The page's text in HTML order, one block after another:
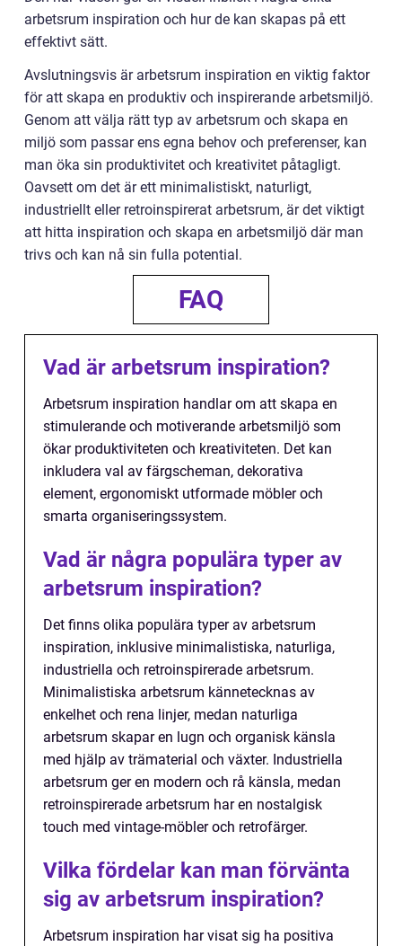
arbetsrum inspiration och hur de kan skapas på ett
effektivt sätt.
Avslutningsvis är arbetsrum inspiration en viktig faktor
för att skapa en produktiv och inspirerande arbetsmiljö.
Genom att välja rätt typ av arbetsrum och skapa en
miljö som passar ens egna behov och preferenser, kan
man öka sin produktivitet och kreativitet påtagligt.
Oavsett om det är ett minimalistiskt, naturligt,
industriellt eller retroinspirerat arbetsrum, är det viktigt
att hitta inspiration och skapa en arbetsmiljö där man
trivs och kan nå sin fulla potential.
FAQ
Vad är arbetsrum inspiration?
Arbetsrum inspiration handlar om att skapa en
stimulerande och motiverande arbetsmiljö som
ökar produktiviteten och kreativiteten. Det kan
inkludera val av färgscheman, dekorativa
element, ergonomiskt utformade möbler och
smarta organiseringssystem.
Vad är några populära typer av
arbetsrum inspiration?
Det finns olika populära typer av arbetsrum
inspiration, inklusive minimalistiska, naturliga,
industriella och retroinspirerade arbetsrum.
Minimalistiska arbetsrum kännetecknas av
enkelhet och rena linjer, medan naturliga
arbetsrum skapar en lugn och organisk känsla
med hjälp av trämaterial och växter. Industriella
arbetsrum ger en modern och rå känsla, medan
retroinspirerade arbetsrum har en nostalgisk
touch med vintage-möbler och retrofärger.
Vilka fördelar kan man förvänta
sig av arbetsrum inspiration?
Arbetsrum inspiration har visat sig ha positiva